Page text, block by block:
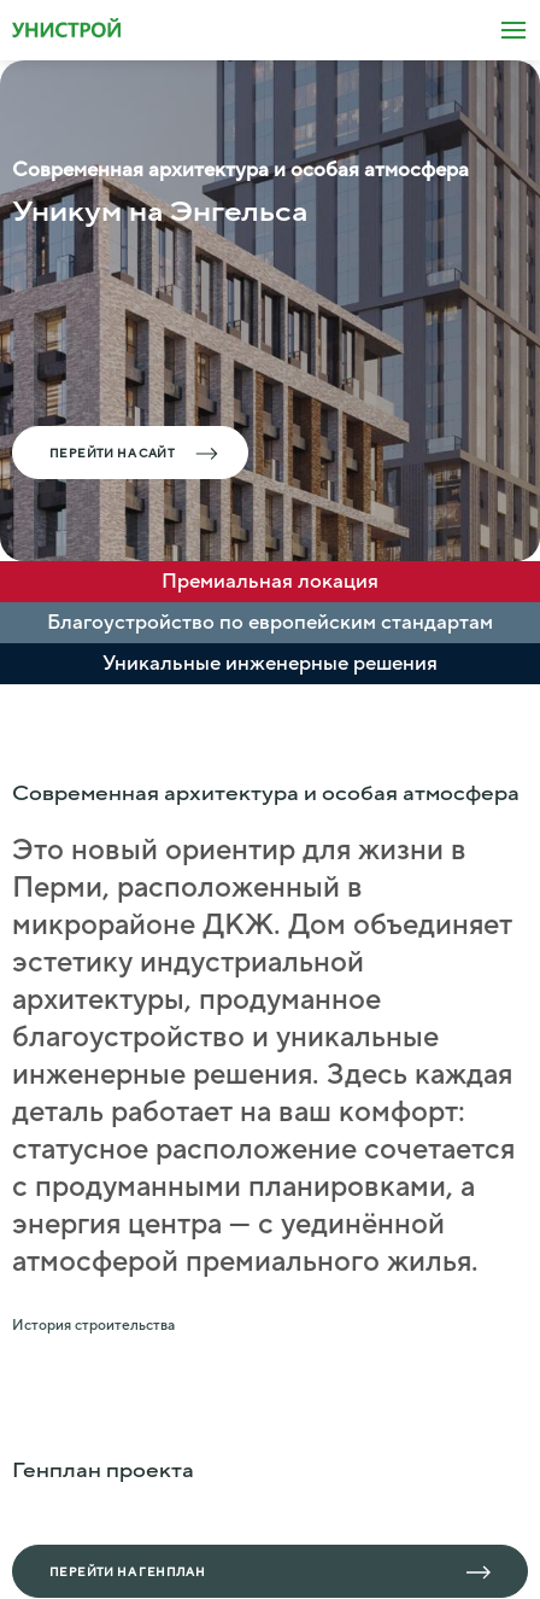
Современная архитектура и особая атмосфера
Уникум на Энгельса
ПЕРЕЙТИ НА САЙТ
Премиальная локация
Благоустройство по европейским стандартам
Уникальные инженерные решения
Современная архитектура и особая атмосфера
Это новый ориентир для жизни в
Перми, расположенный в
микрорайоне ДКЖ. Дом объединяет
эстетику индустриальной
архитектуры, продуманное
благоустройство и уникальные
инженерные решения. Здесь каждая
деталь работает на ваш комфорт:
статусное расположение сочетается
с продуманными планировками, а
энергия центра — с уединённой
атмосферой премиального жилья.
История строительства
Генплан проекта
ПЕРЕЙТИ НА ГЕНПЛАН